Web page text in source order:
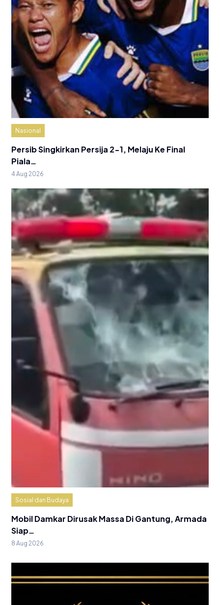
Nasional
Persib Singkirkan Persija 2-1, Melaju Ke Final
Piala…
4 Aug 2026
Sosial dan Budaya
Mobil Damkar Dirusak Massa Di Gantung, Armada
Siap…
8 Aug 2026